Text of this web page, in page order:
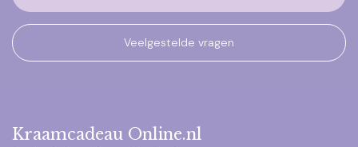
Veelgestelde vragen
Kraamcadeau Online.nl